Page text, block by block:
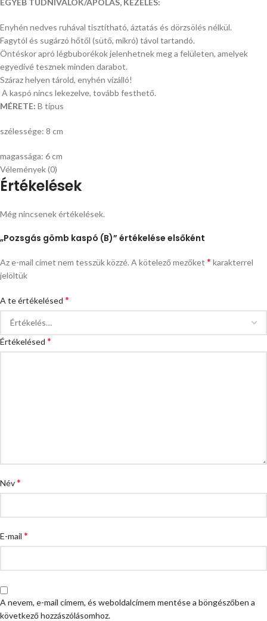
Enyhén nedves ruhával tisztítható, áztatás és dörzsölés nélkül.
Fagytól és sugárzó hőtől (sütő, mikró) távol tartandó.
Öntéskor apró légbuborékok jelenhetnek meg a felületen, amelyek
egyedivé tesznek minden darabot.
Száraz helyen tárold, enyhén vízálló!
A kaspó nincs lekezelve, tovább festhető.
MÉRETE: B típus
szélessége: 8 cm
magassága: 6 cm
Vélemények (0)
Értékelések
Még nincsenek értékelések.
„Pozsgás gömb kaspó (B)” értékelése elsőként
Az e-mail címet nem tesszük közzé. A kötelező mezőket * karakterrel
jelöltük
A te értékelésed *
Értékelésed *
Név*
E-mail *
A nevem, e-mail címem, és weboldalcímem mentése a böngészőben a
következő hozzászólásomhoz.